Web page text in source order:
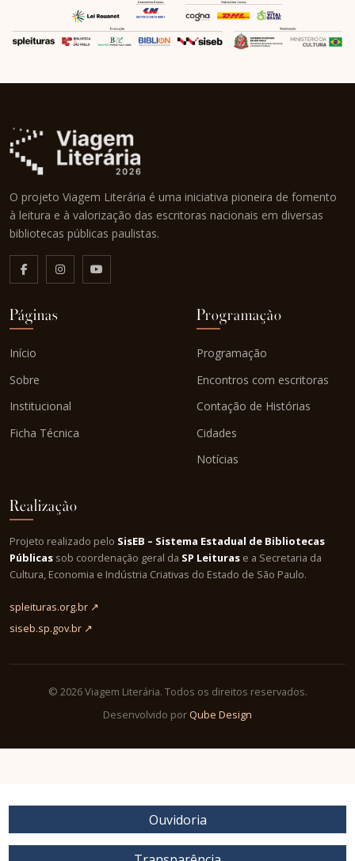
O projeto Viagem Literária é uma iniciativa pioneira de fomento
à leitura e à valorização das escritoras nacionais em diversas
bibliotecas públicas paulistas.
Páginas
Início
Sobre
Institucional
Ficha Técnica
Programação
Programação
Encontros com escritoras
Contação de Histórias
Cidades
Notícias
Realização
Projeto realizado pelo SisEB – Sistema Estadual de Bibliotecas
Públicas sob coordenação geral da SP Leituras e a Secretaria da
Cultura, Economia e Indústria Criativas do Estado de São Paulo.
spleituras.org.br ↗
siseb.sp.gov.br ↗
© 2026 Viagem Literária. Todos os direitos reservados.
Desenvolvido por Qube Design
Ouvidoria